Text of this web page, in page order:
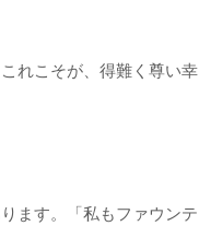
れこそが、得難く尊い幸
ます。「私もファウンテ